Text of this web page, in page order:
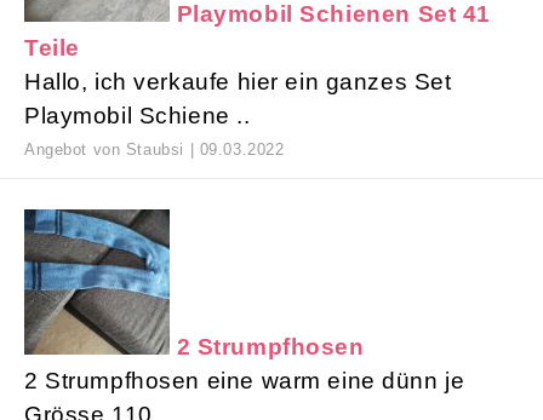
Playmobil Schienen Set 41
Teile
Hallo, ich verkaufe hier ein ganzes Set
Playmobil Schiene ..
Angebot von Staubsi | 09.03.2022
2 Strumpfhosen
2 Strumpfhosen eine warm eine dünn je
Grösse 110